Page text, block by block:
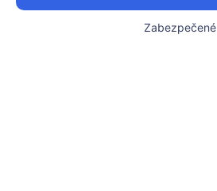
Zabezpečené